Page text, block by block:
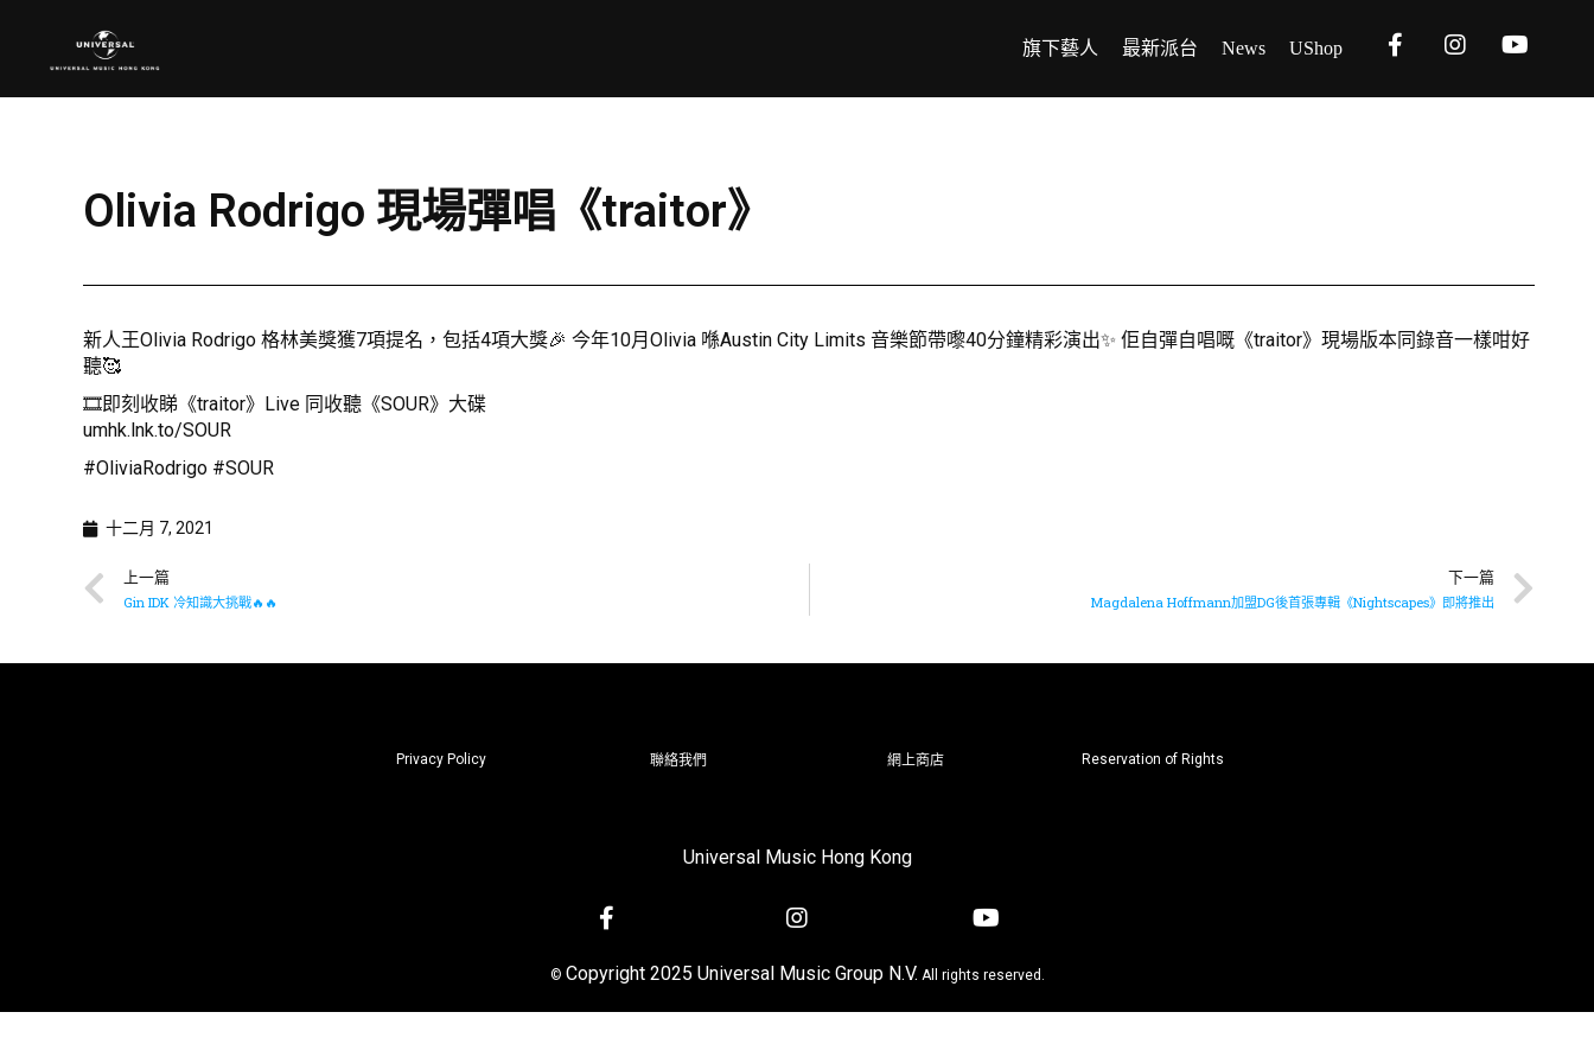
旗下藝人 最新派台 News UShop
Olivia Rodrigo 現場彈唱《traitor》
新人王Olivia Rodrigo 格林美獎獲7項提名，包括4項大獎🎉 今年10月Olivia 喺Austin City Limits 音樂節帶嚟40分鐘精彩演出✨ 佢自彈自唱嘅《traitor》現場版本同錄音一樣咁好
聽🥰
🎞️即刻收睇《traitor》Live 同收聽《SOUR》大碟
umhk.lnk.to/SOUR
#OliviaRodrigo #SOUR
十二月 7, 2021
上一篇
Gin IDK 冷知識大挑戰🔥🔥
下一篇
Magdalena Hoffmann加盟DG後首張專輯《Nightscapes》即將推出
Privacy Policy 聯絡我們 網上商店 Reservation of Rights
Universal Music Hong Kong
© Copyright 2025 Universal Music Group N.V. All rights reserved.